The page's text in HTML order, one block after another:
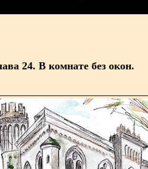
24. В комнате без окон.